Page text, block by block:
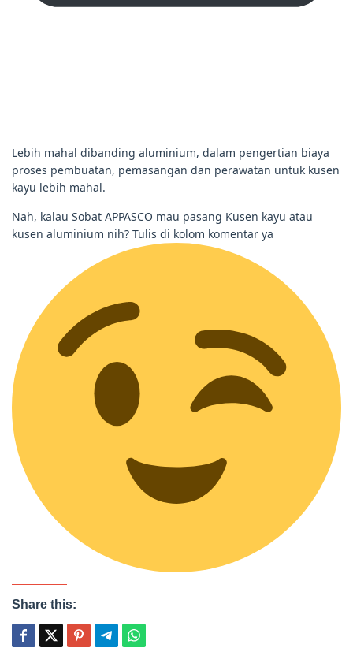
Lebih mahal dibanding aluminium, dalam pengertian biaya
proses pembuatan, pemasangan dan perawatan untuk kusen
kayu lebih mahal.
Nah, kalau Sobat APPASCO mau pasang Kusen kayu atau
kusen aluminium nih? Tulis di kolom komentar ya
Share this: